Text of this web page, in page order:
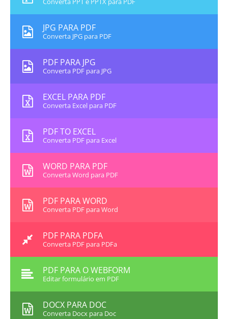
JPG PARA PDF
Converta JPG para PDF
PDF PARA JPG
Converta PDF para JPG
EXCEL PARA PDF
Converta Excel para PDF
PDF TO EXCEL
Converta PDF para Excel
WORD PARA PDF
Converta Word para PDF
PDF PARA WORD
Converta PDF para Word
PDF PARA PDFA
Converta PDF para PDFa
PDF PARA O WEBFORM
Editar formulário em PDF
DOCX PARA DOC
Converta Docx para Doc